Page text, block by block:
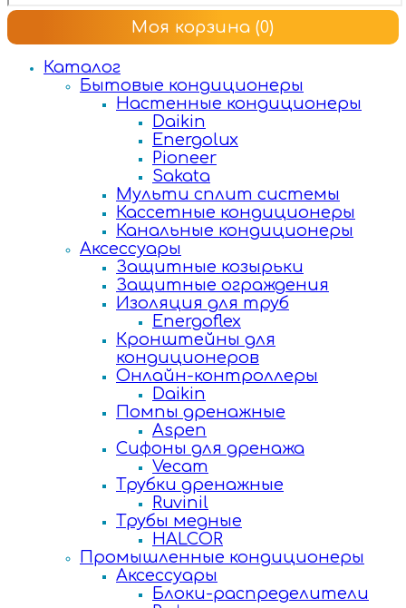
Моя корзина (0)
Каталог
Бытовые кондиционеры
Настенные кондиционеры
Daikin
Energolux
Pioneer
Sakata
Мульти сплит системы
Кассетные кондиционеры
Канальные кондиционеры
Аксессуары
Защитные козырьки
Защитные ограждения
Изоляция для труб
Energoflex
Кронштейны для
кондиционеров
Онлайн-контроллеры
Daikin
Помпы дренажные
Aspen
Сифоны для дренажа
Vecam
Трубки дренажные
Ruvinil
Трубы медные
HALCOR
Промышленные кондиционеры
Аксессуары
Блоки-распределители